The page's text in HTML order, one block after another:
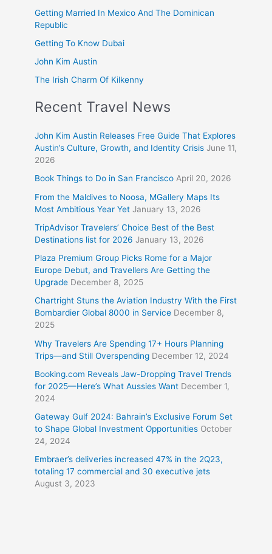
Getting Married In Mexico And The Dominican
Republic
Getting To Know Dubai
John Kim Austin
The Irish Charm Of Kilkenny
Recent Travel News
John Kim Austin Releases Free Guide That Explores
Austin’s Culture, Growth, and Identity Crisis June 11,
2026
Book Things to Do in San Francisco April 20, 2026
From the Maldives to Noosa, MGallery Maps Its
Most Ambitious Year Yet January 13, 2026
TripAdvisor Travelers’ Choice Best of the Best
Destinations list for 2026 January 13, 2026
Plaza Premium Group Picks Rome for a Major
Europe Debut, and Travellers Are Getting the
Upgrade December 8, 2025
Chartright Stuns the Aviation Industry With the First
Bombardier Global 8000 in Service December 8,
2025
Why Travelers Are Spending 17+ Hours Planning
Trips—and Still Overspending December 12, 2024
Booking.com Reveals Jaw-Dropping Travel Trends
for 2025—Here’s What Aussies Want December 1,
2024
Gateway Gulf 2024: Bahrain’s Exclusive Forum Set
to Shape Global Investment Opportunities October
24, 2024
Embraer’s deliveries increased 47% in the 2Q23,
totaling 17 commercial and 30 executive jets
August 3, 2023